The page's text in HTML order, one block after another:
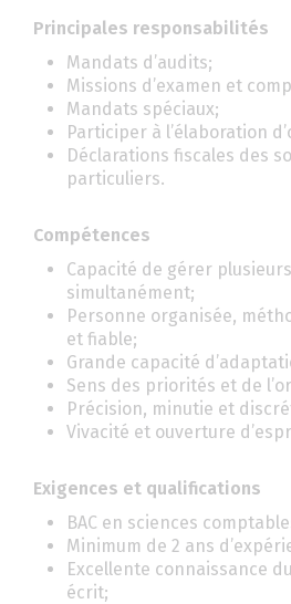
Principales responsabilités
Mandats d’audits;
Missions d’examen et
Mandats spéciaux;
Participer à l’élaboration
Déclarations fiscales des
particuliers.
Compétences
Capacité de gérer
simultanément;
Personne organisée,
et fiable;
Grande capacité
Sens des priorités et de
Précision, minutie et
Vivacité et ouverture
Exigences et qualifications
BAC en sciences
Minimum de 2 ans
Excellente connaissance
écrit;